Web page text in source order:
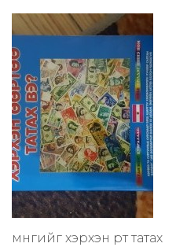
мөнгийг хэрхэн өөртөө татах